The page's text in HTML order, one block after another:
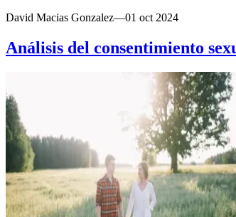
David Macias Gonzalez—01 oct 2024
Análisis del consentimiento